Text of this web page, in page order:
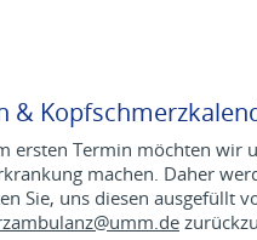
&
ersten Termin möchten wir
machen. Daher
Sie, uns diesen ausgefüllt
umm.de